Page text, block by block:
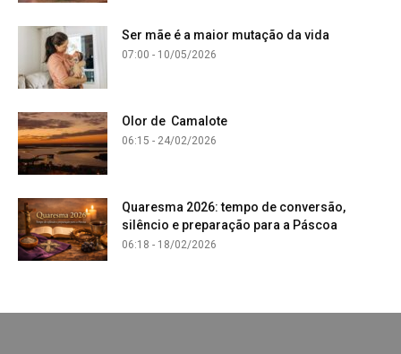
Ser mãe é a maior mutação da vida
07:00 - 10/05/2026
Olor de Camalote
06:15 - 24/02/2026
Quaresma 2026: tempo de conversão,
silêncio e preparação para a Páscoa
06:18 - 18/02/2026